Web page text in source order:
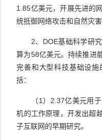
1.85亿美元，开展先进的
统抵御网络攻击和自然灾害
2、 DOE基础科学研
算为58亿美元。持续推进
完善和大型科技基础设
括：
（1 ） 2.37亿美元用
机的工作原理，开发出超
子互联网的早期研究。